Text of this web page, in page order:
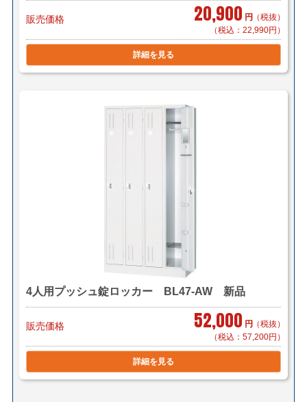
販売価格 20,900 円 （税抜）
（税込：22,990円）
詳細を見る
4人用プッシュ錠ロッカー BL47-AW 新品
販売価格 52,000 円 （税抜）
（税込：57,200円）
詳細を見る